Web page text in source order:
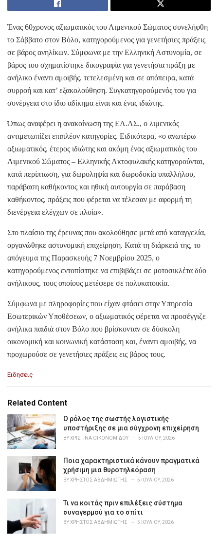
Ένας 60χρονος αξιωματικός του Λιμενικού Σώματος συνελήφθη
το Σάββατο στον Βόλο, κατηγορούμενος για γενετήσιες πράξεις
σε βάρος ανηλίκων. Σύμφωνα με την Ελληνική Αστυνομία, σε
βάρος του σχηματίστηκε δικογραφία για γενετήσια πράξη με
ανήλικο έναντι αμοιβής, τετελεσμένη και σε απόπειρα, κατά
συρροή και κατ’ εξακολούθηση. Συγκατηγορούμενός του για
συνέργεια στο ίδιο αδίκημα είναι και ένας ιδιώτης.
Όπως αναφέρει η ανακοίνωση της ΕΛ.ΑΣ., ο λιμενικός
αντιμετωπίζει επιπλέον κατηγορίες. Ειδικότερα, «ο ανωτέρω
αξιωματικός, έτερος ιδιώτης και ακόμη ένας αξιωματικός του
Λιμενικού Σώματος – Ελληνικής Ακτοφυλακής κατηγορούνται,
κατά περίπτωση, για δωροληψία και δωροδοκία υπαλλήλου,
παράβαση καθήκοντος και ηθική αυτουργία σε παράβαση
καθήκοντος, πράξεις που φέρεται να τέλεσαν με αφορμή τη
διενέργεια ελέγχων σε πλοία».
Στο πλαίσιο της έρευνας που ακολούθησε μετά από καταγγελία,
οργανώθηκε αστυνομική επιχείρηση. Κατά τη διάρκειά της, το
απόγευμα της Παρασκευής 7 Νοεμβρίου 2025, ο
κατηγορούμενος εντοπίστηκε να επιβιβάζει σε μοτοσικλέτα δύο
ανήλικους, τους οποίους μετέφερε σε πολυκατοικία.
Σύμφωνα με πληροφορίες που είχαν φτάσει στην Υπηρεσία
Εσωτερικών Υποθέσεων, ο αξιωματικός φέρεται να προσέγγιζε
ανήλικα παιδιά στον Βόλο που βρίσκονταν σε δύσκολη
οικονομική και κοινωνική κατάσταση και, έναντι αμοιβής, να
προχωρούσε σε γενετήσιες πράξεις εις βάρος τους.
C
e
o
r
i
e
Ειδησεις
Related Content
Ο ρόλος της σωστής λογιστικής
υποστήριξης σε μια σύγχρονη επιχείρηση
BYΧΡΙΣΤΊΝΑ ΟΙΚΟΝΟΜΊΔΟΥ 5 ΙΟΥΛΊΟΥ, 2026
Ποια χαρακτηριστικά κάνουν πραγματικά
χρήσιμη μια θυροτηλεόραση
BYΧΡΉΣΤΟΣ ΑΒΔΗΜΙΏΤΗΣ 5 ΙΟΥΛΊΟΥ, 2026
Τι να κοιτάς πριν επιλέξεις σύστημα
συναγερμού για το σπίτι
BYΧΡΉΣΤΟΣ ΑΒΔΗΜΙΏΤΗΣ 5 ΙΟΥΛΊΟΥ, 2026